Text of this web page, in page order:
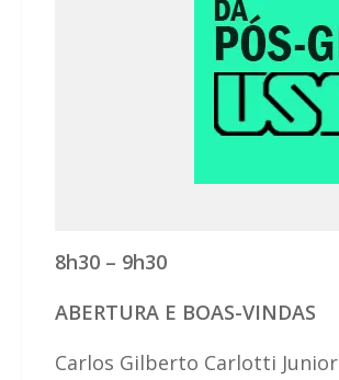
8h30 – 9h30
ABERTURA E BOAS-VINDAS
Carlos Gilberto Carlotti Junior